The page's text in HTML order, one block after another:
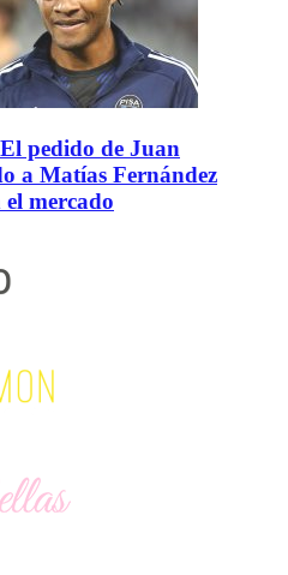
pedido de Juan
a Matías Fernández
mercado